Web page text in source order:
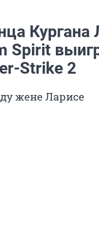
Кургана
Spirit
Strike 2
жене Ларисе